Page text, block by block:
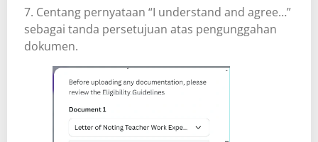
7. Centang pernyataan “I understand and agree…”
sebagai tanda persetujuan atas pengunggahan
dokumen.